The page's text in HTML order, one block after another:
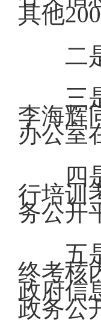
其他
二
三
李海辉
办公室
四
行培训
务公开
五
终考核
政府信
政务公